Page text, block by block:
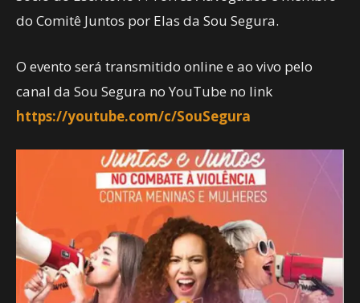
do Comitê Juntos por Elas da Sou Segura.
O evento será transmitido online e ao vivo pelo
canal da Sou Segura no YouTube no link
https://youtube.com/c/SouSegura